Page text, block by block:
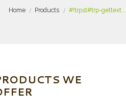
Home Products #!trpst#trp-gettext...
WE